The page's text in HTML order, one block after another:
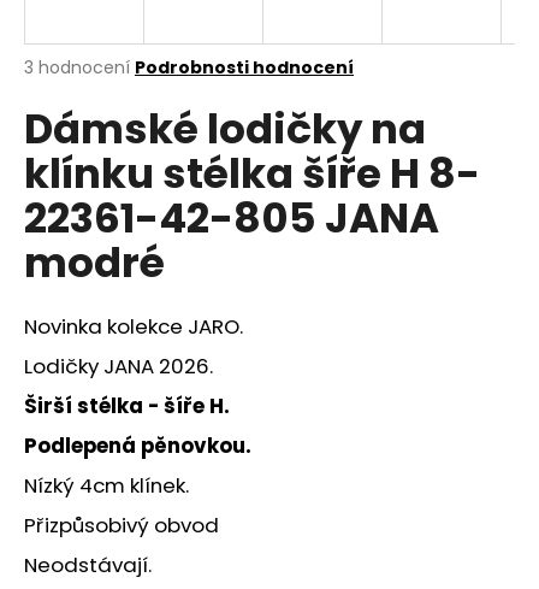
Průměrné
produktu
je
3,7
5
hvězdiček.
3 hodnocení Podrobnosti hodnocení
Dámské lodičky na
klínku stélka šíře H 8-
22361-42-805 JANA
modré
Novinka kolekce JARO.
Lodičky JANA 2026.
Širší stélka - šíře H.
Podlepená pěnovkou.
Nízký 4cm klínek.
Přizpůsobivý obvod
Neodstávají.
j
t
?
D
o
p
o
r
u
č
u